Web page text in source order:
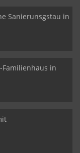
Sanierunsgstau in
in